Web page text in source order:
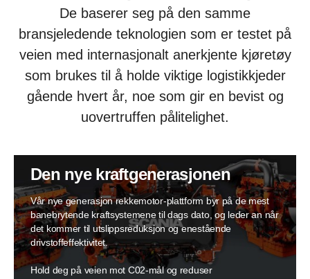
De baserer seg på den samme
bransjeledende teknologien som er testet på
veien med internasjonalt anerkjente kjøretøy
som brukes til å holde viktige logistikkjeder
gående hvert år, noe som gir en bevist og
uovertruffen pålitelighet.
Den nye kraftgenerasjonen
Vår nye generasjon rekkemotor-plattform byr på de mest
banebrytende kraftsystemene til dags dato, og leder an når
det kommer til utslippsreduksjon og enestående
drivstoffeffektivitet.
Hold deg på veien mot C02-mål og reduser